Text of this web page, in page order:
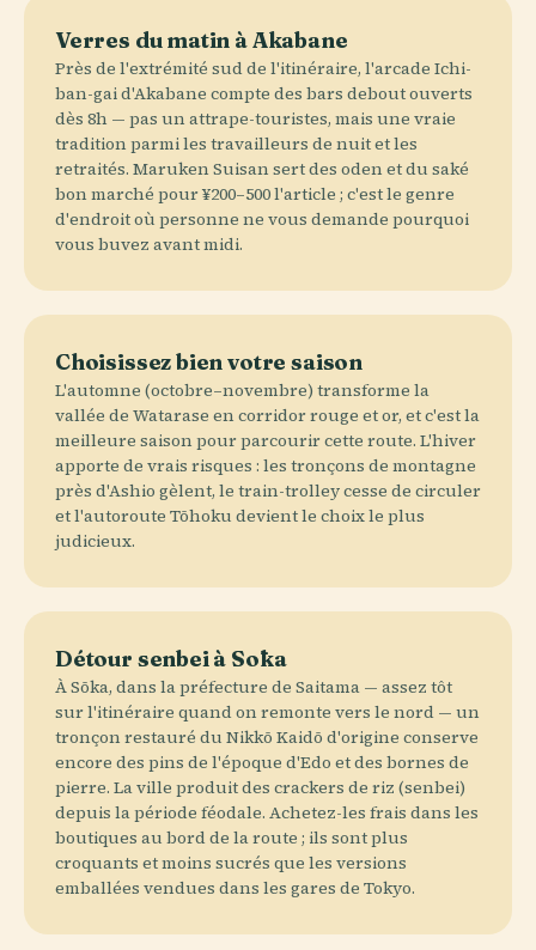
Verres du matin à Akabane
Près de l'extrémité sud de l'itinéraire, l'arcade Ichi-
ban-gai d'Akabane compte des bars debout ouverts
dès 8h — pas un attrape-touristes, mais une vraie
tradition parmi les travailleurs de nuit et les
retraités. Maruken Suisan sert des oden et du saké
bon marché pour ¥200–500 l'article ; c'est le genre
d'endroit où personne ne vous demande pourquoi
vous buvez avant midi.
Choisissez bien votre saison
L'automne (octobre–novembre) transforme la
vallée de Watarase en corridor rouge et or, et c'est la
meilleure saison pour parcourir cette route. L'hiver
apporte de vrais risques : les tronçons de montagne
près d'Ashio gèlent, le train-trolley cesse de circuler
et l'autoroute Tōhoku devient le choix le plus
judicieux.
Détour senbei à Sōka
À Sōka, dans la préfecture de Saitama — assez tôt
sur l'itinéraire quand on remonte vers le nord — un
tronçon restauré du Nikkō Kaidō d'origine conserve
encore des pins de l'époque d'Edo et des bornes de
pierre. La ville produit des crackers de riz (senbei)
depuis la période féodale. Achetez-les frais dans les
boutiques au bord de la route ; ils sont plus
croquants et moins sucrés que les versions
emballées vendues dans les gares de Tokyo.